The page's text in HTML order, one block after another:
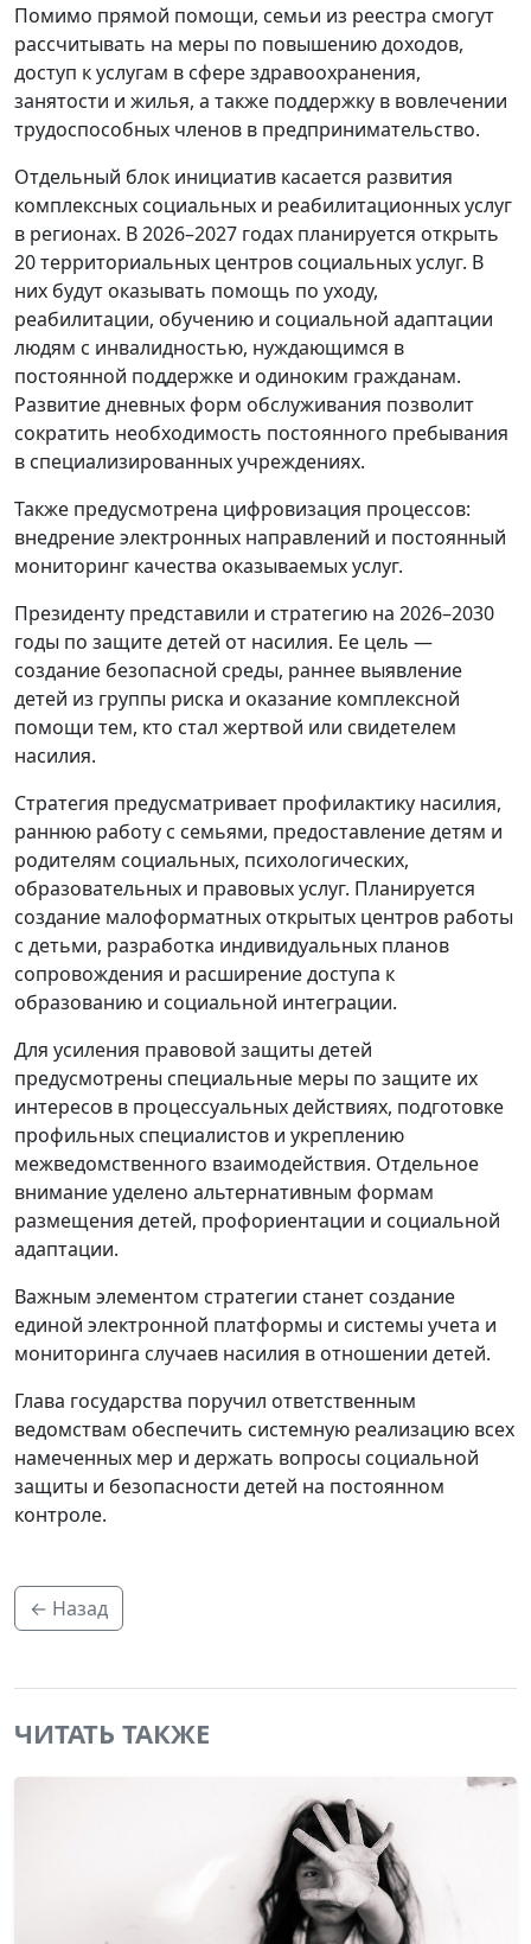
Помимо прямой помощи, семьи из реестра смогут
рассчитывать на меры по повышению доходов,
доступ к услугам в сфере здравоохранения,
занятости и жилья, а также поддержку в вовлечении
трудоспособных членов в предпринимательство.
Отдельный блок инициатив касается развития
комплексных социальных и реабилитационных услуг
в регионах. В 2026–2027 годах планируется открыть
20 территориальных центров социальных услуг. В
них будут оказывать помощь по уходу,
реабилитации, обучению и социальной адаптации
людям с инвалидностью, нуждающимся в
постоянной поддержке и одиноким гражданам.
Развитие дневных форм обслуживания позволит
сократить необходимость постоянного пребывания
в специализированных учреждениях.
Также предусмотрена цифровизация процессов:
внедрение электронных направлений и постоянный
мониторинг качества оказываемых услуг.
Президенту представили и стратегию на 2026–2030
годы по защите детей от насилия. Ее цель —
создание безопасной среды, раннее выявление
детей из группы риска и оказание комплексной
помощи тем, кто стал жертвой или свидетелем
насилия.
Стратегия предусматривает профилактику насилия,
раннюю работу с семьями, предоставление детям и
родителям социальных, психологических,
образовательных и правовых услуг. Планируется
создание малоформатных открытых центров работы
с детьми, разработка индивидуальных планов
сопровождения и расширение доступа к
образованию и социальной интеграции.
Для усиления правовой защиты детей
предусмотрены специальные меры по защите их
интересов в процессуальных действиях, подготовке
профильных специалистов и укреплению
межведомственного взаимодействия. Отдельное
внимание уделено альтернативным формам
размещения детей, профориентации и социальной
адаптации.
Важным элементом стратегии станет создание
единой электронной платформы и системы учета и
мониторинга случаев насилия в отношении детей.
Глава государства поручил ответственным
ведомствам обеспечить системную реализацию всех
намеченных мер и держать вопросы социальной
защиты и безопасности детей на постоянном
контроле.
← Назад
ЧИТАТЬ ТАКЖЕ